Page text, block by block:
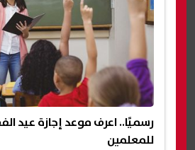
رسميًا.. اعرف موعد إجازة عيد
للمعلمين